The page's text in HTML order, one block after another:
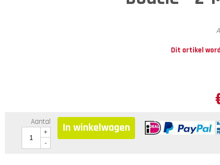
Dit artikel
Aantal
+
-
In winkelwagen